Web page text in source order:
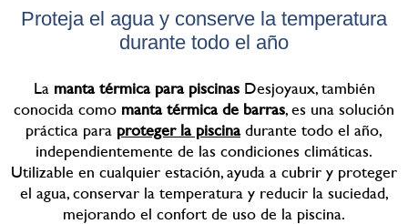
Proteja el agua y conserve la temperatura
durante todo el año
La manta térmica para piscinas Desjoyaux, también
conocida como manta térmica de barras, es una solución
práctica para proteger la piscinadurante todo el año,
independientemente de las condiciones climáticas.
Utilizable en cualquier estación, ayuda a cubrir y proteger
el agua, conservar la temperatura y reducir la suciedad,
mejorando el confort de uso de la piscina.